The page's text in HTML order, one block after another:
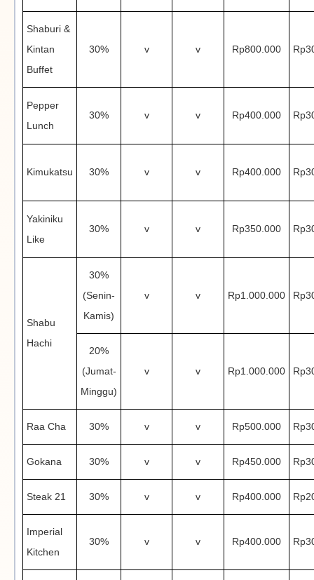
Shaburi &
Kintan
Buffet
30% v v Rp800.000
Pepper
Lunch
30% v v Rp400.000
Kimukatsu 30% v v Rp400.000
Yakiniku
Like
30% v v Rp350.000
Shabu
Hachi
30%
(Senin-
Kamis)
v v Rp1.000.000
20%
(Jumat-
Minggu)
v v Rp1.000.000
Raa Cha 30% v v Rp500.000
Gokana 30% v v Rp450.000
Steak 21 30% v v Rp400.000
Imperial
Kitchen
30% v v Rp400.000